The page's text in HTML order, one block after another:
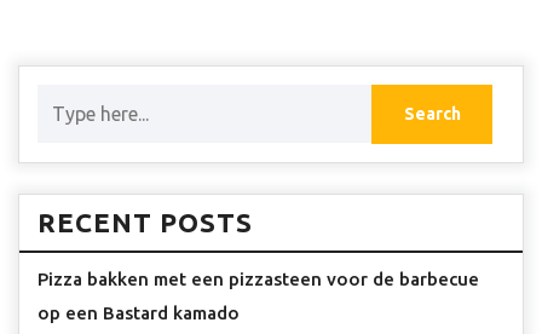
RECENT POSTS
Pizza bakken met een pizzasteen voor de barbecue
op een Bastard kamado